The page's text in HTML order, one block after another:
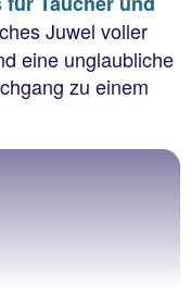
Juwel voller
eine unglaubliche
zu einem